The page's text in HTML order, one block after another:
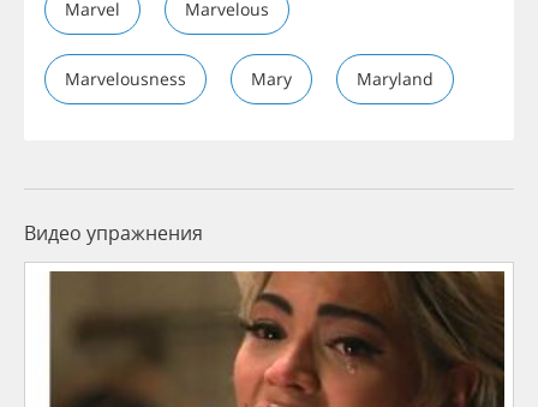
Marvel Marvelous
Marvelousness Mary Maryland
Видео упражнения